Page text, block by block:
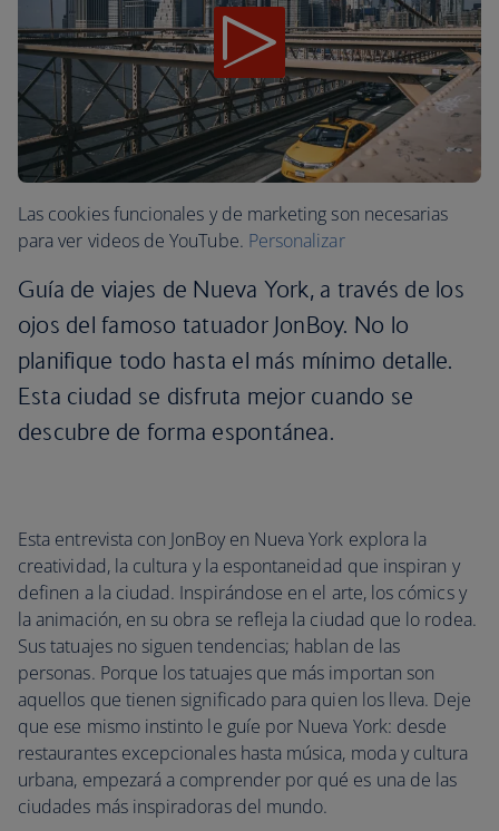
Las cookies funcionales y de marketing son necesarias
para ver videos de YouTube. Personalizar
Guía de viajes de Nueva York, a través de los
ojos del famoso tatuador JonBoy. No lo
planifique todo hasta el más mínimo detalle.
Esta ciudad se disfruta mejor cuando se
descubre de forma espontánea.
Esta entrevista con JonBoy en Nueva York explora la
creatividad, la cultura y la espontaneidad que inspiran y
definen a la ciudad. Inspirándose en el arte, los cómics y
la animación, en su obra se refleja la ciudad que lo rodea.
Sus tatuajes no siguen tendencias; hablan de las
personas. Porque los tatuajes que más importan son
aquellos que tienen significado para quien los lleva. Deje
que ese mismo instinto le guíe por Nueva York: desde
restaurantes excepcionales hasta música, moda y cultura
urbana, empezará a comprender por qué es una de las
ciudades más inspiradoras del mundo.